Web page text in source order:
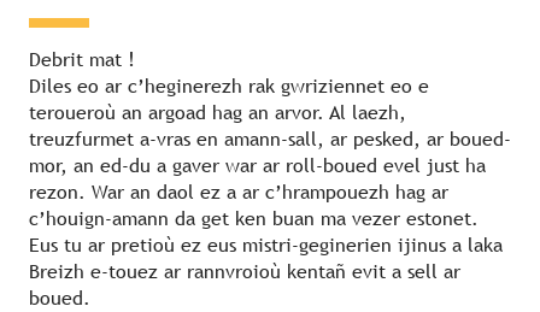
Debrit mat !
Diles eo ar c’heginerezh rak gwriziennet eo e
teroueroù an argoad hag an arvor. Al laezh,
treuzfurmet a-vras en amann-sall, ar pesked, ar boued-
mor, an ed-du a gaver war ar roll-boued evel just ha
rezon. War an daol ez a ar c’hrampouezh hag ar
c’houign-amann da get ken buan ma vezer estonet.
Eus tu ar pretioù ez eus mistri-geginerien ijinus a laka
Breizh e-touez ar rannvroioù kentañ evit a sell ar
boued.